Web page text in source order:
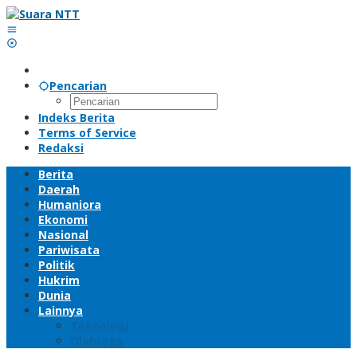
Lewati
ke
konten
Pencarian
Indeks Berita
Terms of Service
Redaksi
Berita
Daerah
Humaniora
Ekonomi
Nasional
Pariwisata
Politik
Hukrim
Dunia
Lainnya
Teknologi
Olahraga